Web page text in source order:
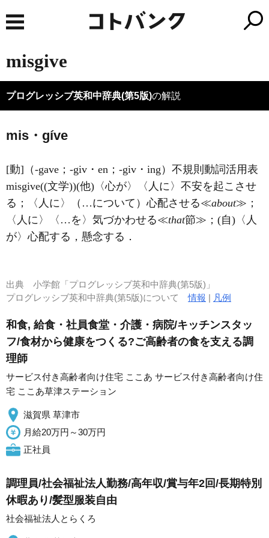
misgive
プログレッシブ英和中辞典(第5版)の解説
mis・gíve
[動] （-gave；-giv・en；-giv・ing） 不規則動詞活用表
misgive((文学))(他) 〈心が〉〈人に〉不安を起こさせ
る；〈人に〉（…について）心配させる≪about≫；
〈人に〉〈…を〉気づかわせる≪that節≫； (自) 〈人
が〉心配する，懸念する ．
出典 小学館「プログレッシブ英和中辞典(第5版)」
プログレッシブ英和中辞典(第5版)について情報 | 凡例
和食, 給食・社員食堂・介護・病院/キッチンスタッ
フ/食材から健康をつくる?ご高齢者の食を支える調
理師
サービス付き高齢者向け住宅 ここあ サービス付き高齢者向け住
宅 ここあ草津ステーション
滋賀県 草津市
月給20万円～30万円
正社員
調理員/社会福祉法人勤務/高年収/賞与年2回/長期特別
休暇あり/髪型服装自由
社会福祉法人とらくろ